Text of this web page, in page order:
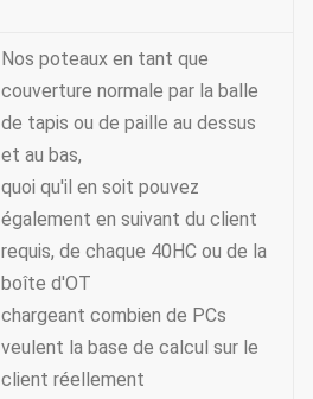
Nos poteaux en tant que
couverture normale par la balle
de tapis ou de paille au dessus
et au bas,
quoi qu'il en soit pouvez
également en suivant du client
requis, de chaque 40HC ou de la
boîte d'OT
chargeant combien de PCs
veulent la base de calcul sur le
client réellement